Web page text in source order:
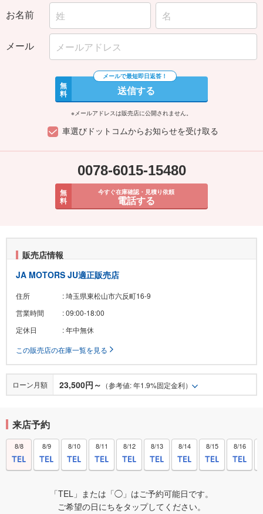
お名前
メール
無
料 送信する
※メールアドレスは販売店に公開されません。
車選びドットコムからお知らせを受け取る
0078-6015-15480
無
料
今すぐ在庫確認・見積り依頼
電話する
販売店情報
JA MOTORS JU適正販売店
住所
: 埼玉県東松山市六反町16-9
営業時間
: 09:00-18:00
定休日
: 年中無休
この販売店の在庫一覧を見る
ローン月額 23,500円～ （参考値: 年1.9%固定金利）
来店予約
8/8 8/9 8/10 8/11 8/12 8/13 8/14 8/15 8/16
「TEL」または「◯」はご予約可能日です。
ご希望の日にちをタップしてください。